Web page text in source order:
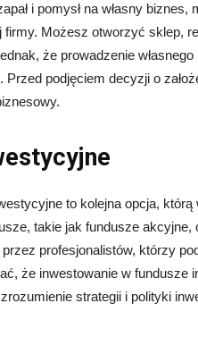
i pomysł na własny
firmy. Możesz otworzyć sklep,
że prowadzenie
podjęciem decyzji o
to kolejna opcja,
takie jak fundusze
profesjonalistów, którzy
że inwestowanie w
strategii i polityki